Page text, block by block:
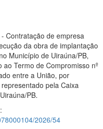
Contratação de empresa
da obra de implantação
Município de Uiraúna/PB,
Termo de Compromisso nº
entre a União, por
pela Caixa
PB.
2026/54